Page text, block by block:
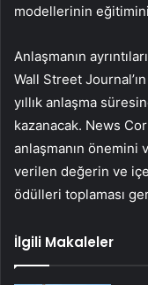
modellerinin eğitimini
Anlaşmanın
Wall Street
yıllık anlaşma
kazanacak. News
anlaşmanın önemini
verilen değerin ve
ödülleri toplaması
İlgili Makaleler